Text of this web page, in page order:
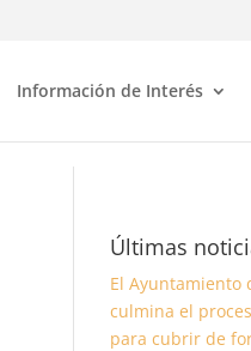
Información de Interés
Últimas
El Ayuntamiento
culmina el
para cubrir de